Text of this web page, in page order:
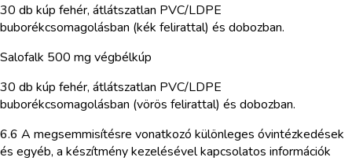
30 db kúp fehér, átlátszatlan PVC/LDPE
buborékcsomagolásban (kék felirattal) és dobozban.
Salofalk 500 mg végbélkúp
30 db kúp fehér, átlátszatlan PVC/LDPE
buborékcsomagolásban (vörös felirattal) és dobozban.
6.6 A megsemmisítésre vonatkozó különleges óvintézkedések
és egyéb, a készítmény kezelésével kapcsolatos információk